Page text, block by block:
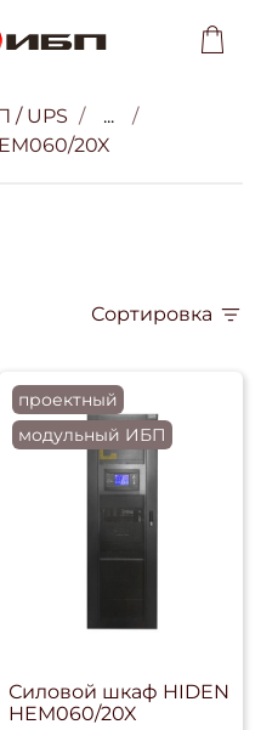
/ UPS
...
20X
Сортировка
проектный
модульный ИБП
Силовой шкаф HIDEN
HEM060/20X